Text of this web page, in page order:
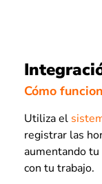
Cómo
Utiliza el
registrar las
aumentando
con tu trabajo.